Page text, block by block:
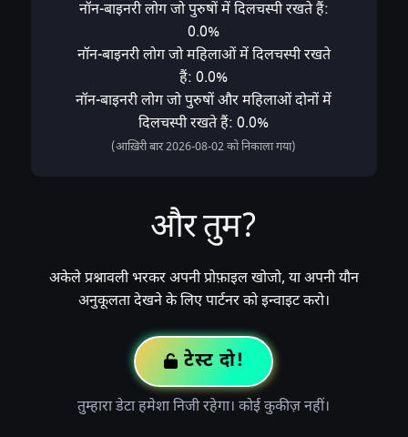
नॉन-बाइनरी लोग जो पुरुषों में दिलचस्पी रखते हैं:
0.0%
नॉन-बाइनरी लोग जो महिलाओं में दिलचस्पी रखते
हैं: 0.0%
नॉन-बाइनरी लोग जो पुरुषों और महिलाओं दोनों में
दिलचस्पी रखते हैं: 0.0%
(आख़िरी बार 2026-08-02 को निकाला गया)
और तुम?
अकेले प्रश्नावली भरकर अपनी प्रोफ़ाइल खोजो, या अपनी यौन
अनुकूलता देखने के लिए पार्टनर को इन्वाइट करो।
टेस्ट दो!
तुम्हारा डेटा हमेशा निजी रहेगा। कोई कुकीज़ नहीं।